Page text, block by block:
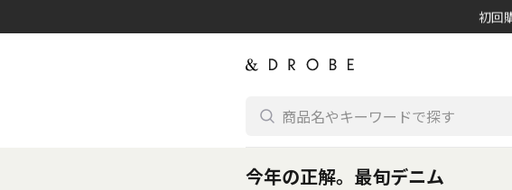
初回
今年の正解。最旬デニム